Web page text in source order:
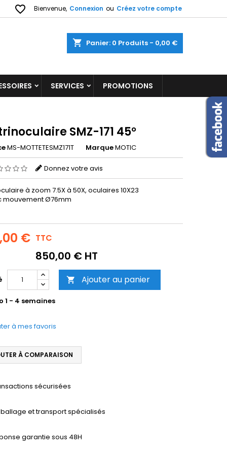
Bienvenue, Connexion ou Créez votre compte
favorite_border
shopping_cart Panier: 0 Produits - 0,00 €
SERVICES PROMOTIONS
SMZ-171 45°
MS-MOTTETESMZ171T MarqueMOTIC
Donnez votre avis
à zoom 7.5X à 50X, oculaires 10X23
mouvement Ø76mm
€ TTC
850,00 € HT
 Ajouter au panier
1 - 4 semaines
à mes favoris
À COMPARAISON
sécurisées
et transport spécialisés
garantie sous 48H